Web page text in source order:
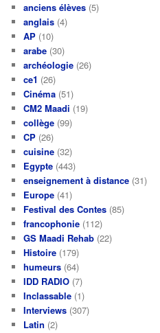
anciens élèves (5)
anglais (4)
AP (10)
arabe (30)
archéologie (26)
ce1 (26)
Cinéma (51)
CM2 Maadi (19)
collège (99)
CP (26)
cuisine (32)
Egypte (443)
enseignement à distance (31)
Europe (41)
Festival des Contes (85)
francophonie (112)
GS Maadi Rehab (22)
Histoire (179)
humeurs (64)
IDD RADIO (7)
Inclassable (1)
Interviews (307)
Latin (2)